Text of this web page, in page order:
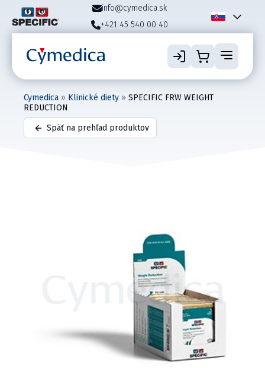
info@cymedica.sk
+421 45 540 00 40
Cymedica » Klinické diety » SPECIFIC FRW WEIGHT
REDUCTION
Späť na prehľad produktov